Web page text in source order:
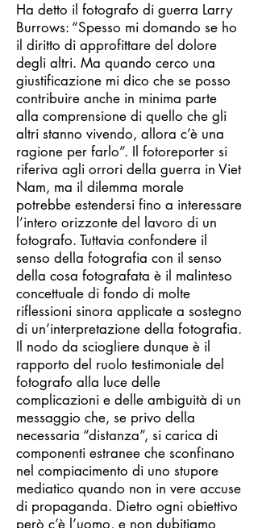
Ha detto il fotografo di guerra Larry
Burrows: “Spesso mi domando se ho
il diritto di approfittare del dolore
degli altri. Ma quando cerco una
giustificazione mi dico che se posso
contribuire anche in minima parte
alla comprensione di quello che gli
altri stanno vivendo, allora c’è una
ragione per farlo”. Il fotoreporter si
riferiva agli orrori della guerra in Viet
Nam, ma il dilemma morale
potrebbe estendersi fino a interessare
l’intero orizzonte del lavoro di un
fotografo. Tuttavia confondere il
senso della fotografia con il senso
della cosa fotografata è il malinteso
concettuale di fondo di molte
riflessioni sinora applicate a sostegno
di un’interpretazione della fotografia.
Il nodo da sciogliere dunque è il
rapporto del ruolo testimoniale del
fotografo alla luce delle
complicazioni e delle ambiguità di un
messaggio che, se privo della
necessaria “distanza”, si carica di
componenti estranee che sconfinano
nel compiacimento di uno stupore
mediatico quando non in vere accuse
di propaganda. Dietro ogni obiettivo
però c’è l’uomo, e non dubitiamo